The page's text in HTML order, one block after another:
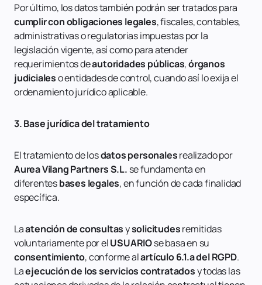
Por último, los datos también podrán ser tratados para
cumplir con obligaciones legales, fiscales, contables,
administrativas o regulatorias impuestas por la
legislación vigente, así como para atender
requerimientos deautoridades públicas,órganos
judicialeso entidades de control, cuando así lo exija el
ordenamiento jurídico aplicable.
3. Base jurídica del tratamiento
El tratamiento de losdatos personalesrealizado por
Aurea Vilang Partners S.L. se fundamenta en
diferentesbases legales, en función de cada finalidad
específica.
Laatención de consultasysolicitudesremitidas
voluntariamente por elUSUARIOse basa en su
consentimiento, conforme alartículo 6.1.a del RGPD.
Laejecución de los servicios contratadosy todas las